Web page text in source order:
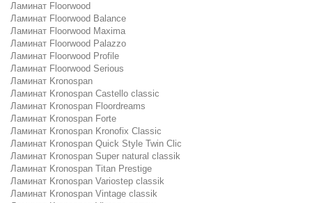
Ламинат Floorwood
Ламинат Floorwood Balance
Ламинат Floorwood Maxima
Ламинат Floorwood Palazzo
Ламинат Floorwood Profile
Ламинат Floorwood Serious
Ламинат Kronospan
Ламинат Kronospan Castello classic
Ламинат Kronospan Floordreams
Ламинат Kronospan Forte
Ламинат Kronospan Kronofix Classic
Ламинат Kronospan Quick Style Twin Clic
Ламинат Kronospan Super natural classik
Ламинат Kronospan Titan Prestige
Ламинат Kronospan Variostep classik
Ламинат Kronospan Vintage classik